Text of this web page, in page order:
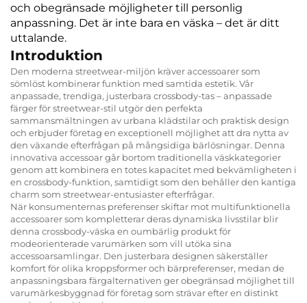
och obegränsade möjligheter till personlig
anpassning. Det är inte bara en väska – det är ditt
uttalande.
Introduktion
Den moderna streetwear-miljön kräver accessoarer som
sömlöst kombinerar funktion med samtida estetik. Vår
anpassade, trendiga, justerbara crossbody-tas – anpassade
färger för streetwear-stil utgör den perfekta
sammansmältningen av urbana klädstilar och praktisk design
och erbjuder företag en exceptionell möjlighet att dra nytta av
den växande efterfrågan på mångsidiga bärlösningar. Denna
innovativa accessoar går bortom traditionella väskkategorier
genom att kombinera en totes kapacitet med bekvämligheten i
en crossbody-funktion, samtidigt som den behåller den kantiga
charm som streetwear-entusiaster efterfrågar.
När konsumenternas preferenser skiftar mot multifunktionella
accessoarer som kompletterar deras dynamiska livsstilar blir
denna crossbody-väska en oumbärlig produkt för
modeorienterade varumärken som vill utöka sina
accessoarsamlingar. Den justerbara designen säkerställer
komfort för olika kroppsformer och bärpreferenser, medan de
anpassningsbara färgalternativen ger obegränsad möjlighet till
varumärkesbyggnad för företag som strävar efter en distinkt